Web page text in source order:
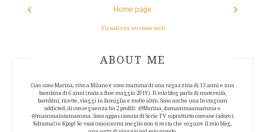
‹ ›
Home page
Visualizza versione web
ABOUT AUTHOR
ABOUT ME
Ciao sono Marina, vivo a Milano e sono mamma di una ragazzina di 13 anni e una
bambina di 6 anni (nata a fine maggio 2019). Il mio blog parla di maternità,
bambini, ricette, viaggi in famiglia e molto altro. Sono anche una Instagram
addicted, di conseguenza ho 2 profili: @Marina_damammaamamma e
@mammaiutamamma. Sono appassionata di Serie TV soprattutto coreane (adoro i
Kdrama!) e Kpop! Se vuoi conoscermi meglio non ti resta che seguire il mio blog,